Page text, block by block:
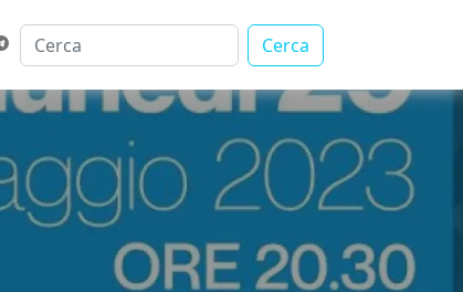
Cerca